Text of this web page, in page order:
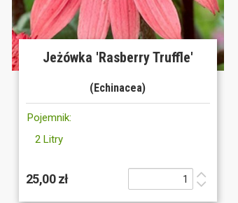
Jeżówka 'Rasberry Truffle'
(Echinacea)
Pojemnik:
2 Litry
25,00 zł